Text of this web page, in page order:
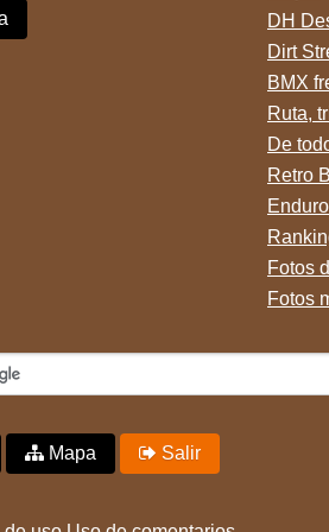
DH
Dirt
BMX
Ruta,
De
Retro
Fotos
Fotos
Mapa Salir